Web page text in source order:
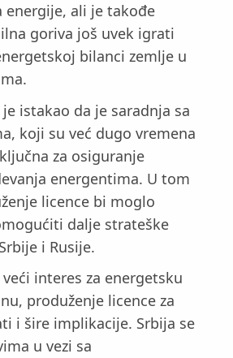
energije, ali je takođe
goriva još uvek igrati
bilanci zemlje u
istakao da je saradnja sa
koji su već dugo vremena
za osiguranje
energentima. U tom
licence bi moglo
dalje strateške
i Rusije.
interes za energetsku
produženje licence za
i šire implikacije. Srbija se
u vezi sa